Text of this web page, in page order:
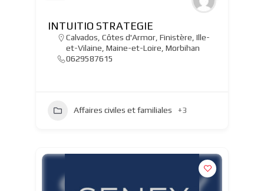
INTUITIO STRATEGIE
Calvados Côtes d'Armor, Finistère Ille-
et-Vilaine Maine-et-Loire Morbihan
0629587615
Affaires civiles et familiales +3